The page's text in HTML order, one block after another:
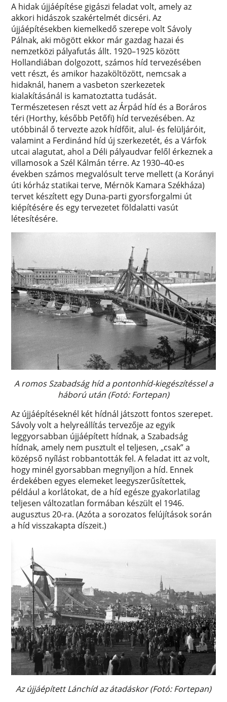
A hidak újjáépítése gigászi feladat volt, amely az
akkori hidászok szakértelmét dicséri. Az
újjáépítésekben kiemelkedő szerepe volt Sávoly
Pálnak, aki mögött ekkor már gazdag hazai és
nemzetközi pályafutás állt. 1920–1925 között
Hollandiában dolgozott, számos híd tervezésében
vett részt, és amikor hazaköltözött, nemcsak a
hidaknál, hanem a vasbeton szerkezetek
kialakításánál is kamatoztatta tudását.
Természetesen részt vett az Árpád híd és a Boráros
téri (Horthy, később Petőfi) híd tervezésében. Az
utóbbinál ő tervezte azok hídfőit, alul- és felüljáróit,
valamint a Ferdinánd híd új szerkezetét, és a Várfok
utcai alagutat, ahol a Déli pályaudvar felől érkeznek a
villamosok a Szél Kálmán térre. Az 1930–40-es
években számos megvalósult terve mellett (a Korányi
úti kórház statikai terve, Mérnök Kamara Székháza)
tervet készített egy Duna-parti gyorsforgalmi út
kiépítésére és egy tervezetet földalatti vasút
létesítésére.
A romos Szabadság híd a pontonhíd-kiegészítéssel a
háború után (Fotó: Fortepan)
Az újjáépítéseknél két hídnál játszott fontos szerepet.
Sávoly volt a helyreállítás tervezője az egyik
leggyorsabban újjáépített hídnak, a Szabadság
hídnak, amely nem pusztult el teljesen, „csak” a
középső nyílást robbantották fel. A feladat itt az volt,
hogy minél gyorsabban megnyíljon a híd. Ennek
érdekében egyes elemeket leegyszerűsítettek,
például a korlátokat, de a híd egésze gyakorlatilag
teljesen változatlan formában készült el 1946.
augusztus 20-ra. (Azóta a sorozatos felújítások során
a híd visszakapta díszeit.)
Az újjáépített Lánchíd az átadáskor (Fotó: Fortepan)